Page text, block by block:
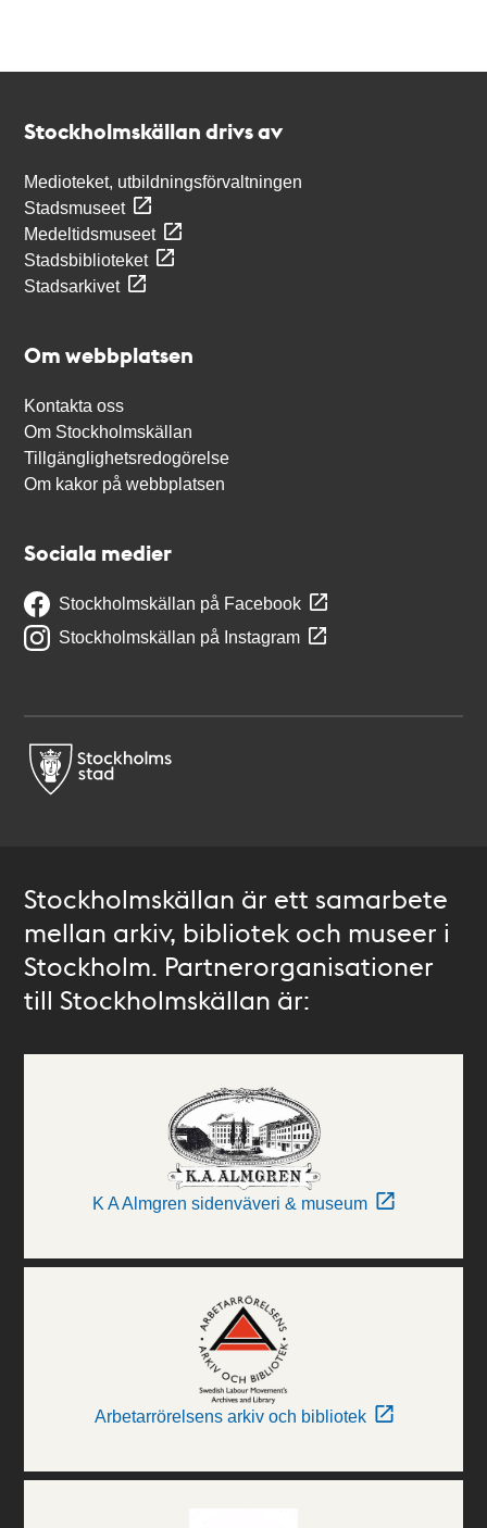
Stockholmskällan drivs av
Medioteket, utbildningsförvaltningen
Stadsmuseet
Medeltidsmuseet
Stadsbiblioteket
Stadsarkivet
Om webbplatsen
Kontakta oss
Om Stockholmskällan
Tillgänglighetsredogörelse
Om kakor på webbplatsen
Sociala medier
Stockholmskällan på Facebook
Stockholmskällan på Instagram
Stockholmskällan är ett samarbete
mellan arkiv, bibliotek och museer i
Stockholm. Partnerorganisationer
till Stockholmskällan är:
K A Almgren sidenväveri & museum
Arbetarrörelsens arkiv och bibliotek